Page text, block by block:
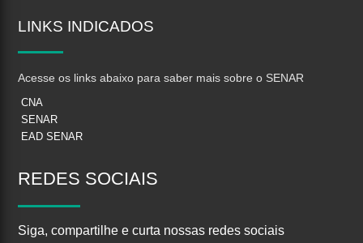
LINKS INDICADOS
Acesse os links abaixo para saber mais sobre o SENAR
CNA
SENAR
EAD SENAR
REDES SOCIAIS
Siga, compartilhe e curta nossas redes sociais